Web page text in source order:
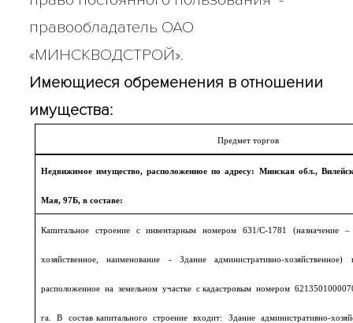
правообладатель ОАО
«МИНСКВОДСТРОЙ».
Имеющиеся обременения в отношении
имущества:
Предмет торгов
Недвижимое имущество, расположенное по адресу: Минская обл.,
Мая, 97Б, в составе:
Капитальное строение с инвентарным номером 631/С-1781 (назначение –
хозяйственное, наименование - Здание административно-
расположенное на земельном участке с кадастровым номером
га. В состав капитального строение входит: Здание административно-